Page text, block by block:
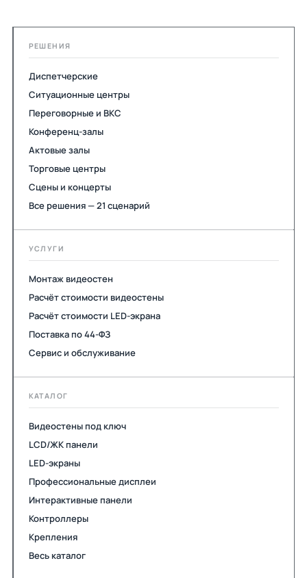
РЕШЕНИЯ
Диспетчерские
Ситуационные центры
Переговорные и ВКС
Конференц-залы
Актовые залы
Торговые центры
Сцены и концерты
Все решения — 21 сценарий
УСЛУГИ
Монтаж видеостен
Расчёт стоимости видеостены
Расчёт стоимости LED-экрана
Поставка по 44-ФЗ
Сервис и обслуживание
КАТАЛОГ
Видеостены под ключ
LCD/ЖК панели
LED-экраны
Профессиональные дисплеи
Интерактивные панели
Контроллеры
Крепления
Весь каталог